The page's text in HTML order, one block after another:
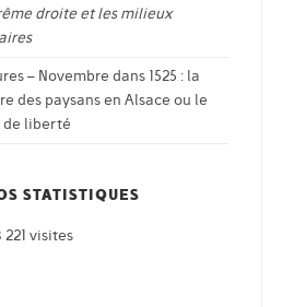
droite et les milieux
– Novembre dans 1525 : la
des paysans en Alsace ou le
de liberté
STATISTIQUES
221 visites